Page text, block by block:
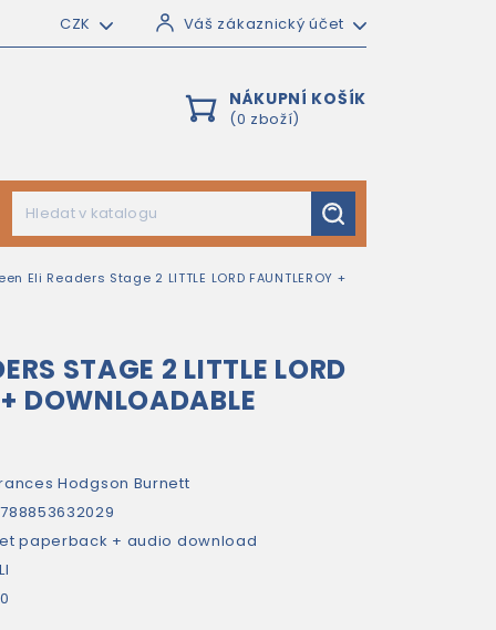
CZK Váš zákaznický účet
NÁKUPNÍ KOŠÍK
(0 zboží)
Eli Readers Stage 2 LITTLE LORD FAUNTLEROY +
STAGE 2 LITTLE LORD
DOWNLOADABLE
Hodgson Burnett
paperback + audio download